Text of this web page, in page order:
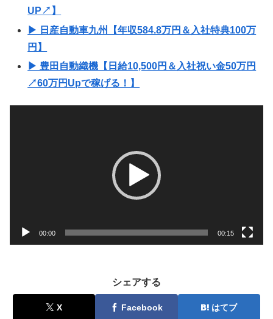
UP↗】
▶ 日産自動車九州【年収584.8万円＆入社特典100万
円】
▶ 豊田自動織機【日給10,500円＆入社祝い金50万円
↗60万円Upで稼げる！】
00:00 00:15
シェアする
X Facebook はてブ